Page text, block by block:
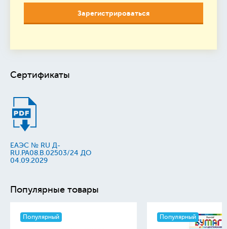
Зарегистрироваться
Сертификаты
ЕАЭС № RU Д-
RU.PA08.B.02503/24 ДО
04.09.2029
Популярные товары
Популярный Популярный